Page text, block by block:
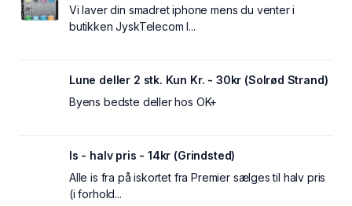
Vi laver din smadret iphone mens du venter i
butikken JyskTelecom I...
Lune deller 2 stk. Kun Kr. - 30kr (Solrød Strand)
Byens bedste deller hos OK+
Is - halv pris - 14kr (Grindsted)
Alle is fra på iskortet fra Premier sælges til halv pris
(i forhold...